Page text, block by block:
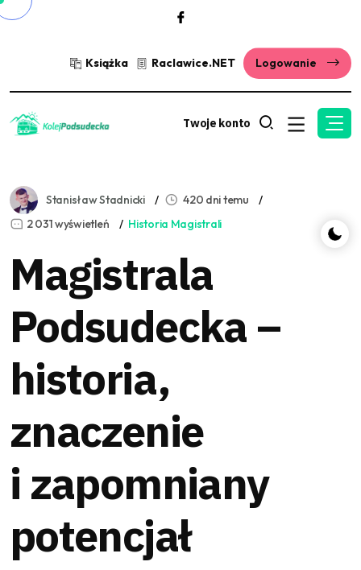
Książka Raclawice.NET Logowanie
Twoje konto
Stanisław Stadnicki
420 dni temu
2 031 wyświetleń
Historia Magistrali
Magistrala
Podsudecka –
historia,
znaczenie
i zapomniany
potencjał